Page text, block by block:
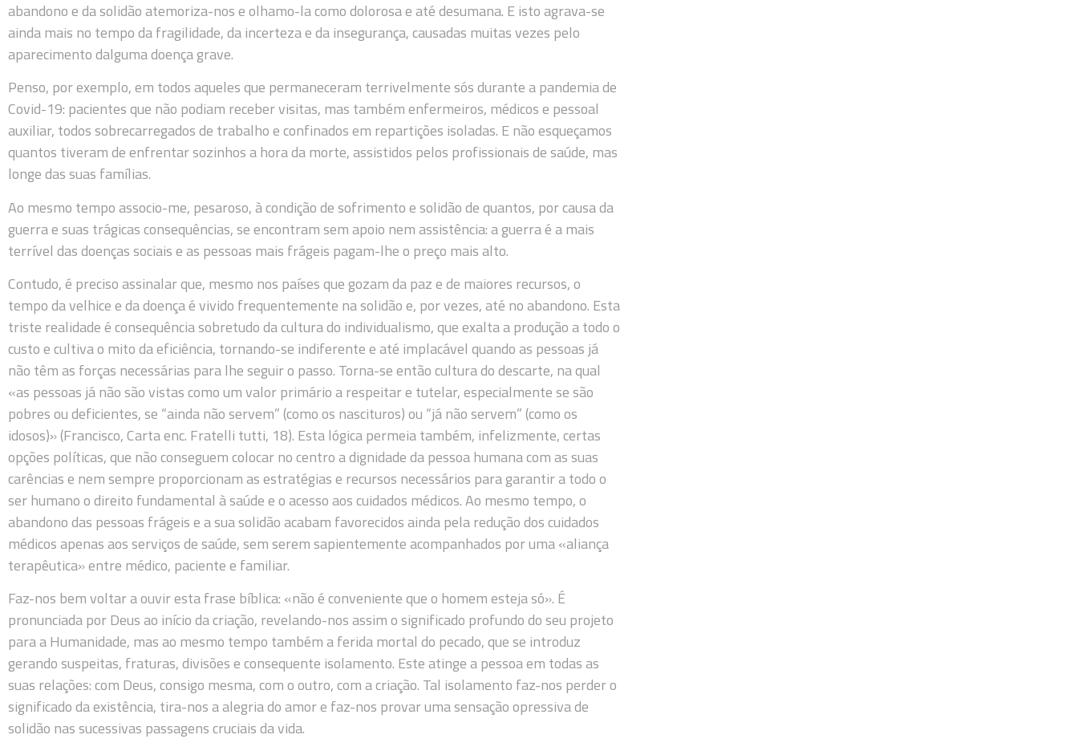
abandono e da solidão atemoriza-nos e olhamo-la como dolorosa e até desumana. E isto agrava-se
ainda mais no tempo da fragilidade, da incerteza e da insegurança, causadas muitas vezes pelo
aparecimento dalguma doença grave.
Penso, por exemplo, em todos aqueles que permaneceram terrivelmente sós durante a pandemia de
Covid-19: pacientes que não podiam receber visitas, mas também enfermeiros, médicos e pessoal
auxiliar, todos sobrecarregados de trabalho e confinados em repartições isoladas. E não esqueçamos
quantos tiveram de enfrentar sozinhos a hora da morte, assistidos pelos profissionais de saúde, mas
longe das suas famílias.
Ao mesmo tempo associo-me, pesaroso, à condição de sofrimento e solidão de quantos, por causa da
guerra e suas trágicas consequências, se encontram sem apoio nem assistência: a guerra é a mais
terrível das doenças sociais e as pessoas mais frágeis pagam-lhe o preço mais alto.
Contudo, é preciso assinalar que, mesmo nos países que gozam da paz e de maiores recursos, o
tempo da velhice e da doença é vivido frequentemente na solidão e, por vezes, até no abandono. Esta
triste realidade é consequência sobretudo da cultura do individualismo, que exalta a produção a todo o
custo e cultiva o mito da eficiência, tornando-se indiferente e até implacável quando as pessoas já
não têm as forças necessárias para lhe seguir o passo. Torna-se então cultura do descarte, na qual
«as pessoas já não são vistas como um valor primário a respeitar e tutelar, especialmente se são
pobres ou deficientes, se “ainda não servem” (como os nascituros) ou “já não servem” (como os
idosos)» (Francisco, Carta enc. Fratelli tutti, 18). Esta lógica permeia também, infelizmente, certas
opções políticas, que não conseguem colocar no centro a dignidade da pessoa humana com as suas
carências e nem sempre proporcionam as estratégias e recursos necessários para garantir a todo o
ser humano o direito fundamental à saúde e o acesso aos cuidados médicos. Ao mesmo tempo, o
abandono das pessoas frágeis e a sua solidão acabam favorecidos ainda pela redução dos cuidados
médicos apenas aos serviços de saúde, sem serem sapientemente acompanhados por uma «aliança
terapêutica» entre médico, paciente e familiar.
Faz-nos bem voltar a ouvir esta frase bíblica: «não é conveniente que o homem esteja só». É
pronunciada por Deus ao início da criação, revelando-nos assim o significado profundo do seu projeto
para a Humanidade, mas ao mesmo tempo também a ferida mortal do pecado, que se introduz
gerando suspeitas, fraturas, divisões e consequente isolamento. Este atinge a pessoa em todas as
suas relações: com Deus, consigo mesma, com o outro, com a criação. Tal isolamento faz-nos perder o
significado da existência, tira-nos a alegria do amor e faz-nos provar uma sensação opressiva de
solidão nas sucessivas passagens cruciais da vida.